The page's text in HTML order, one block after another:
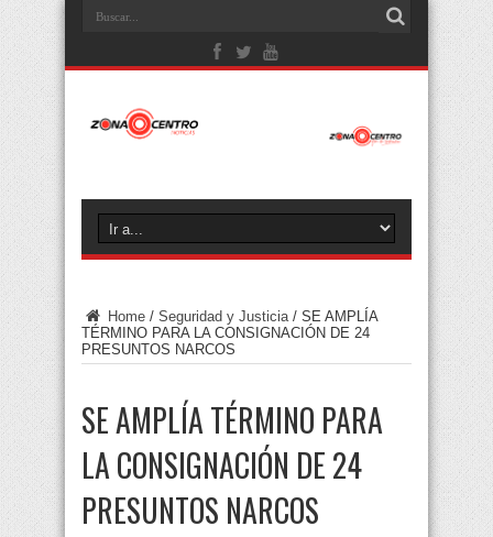
Home / Seguridad y Justicia / SE AMPLÍA
TÉRMINO PARA LA CONSIGNACIÓN DE 24
PRESUNTOS NARCOS
SE AMPLÍA TÉRMINO PARA
LA CONSIGNACIÓN DE 24
PRESUNTOS NARCOS